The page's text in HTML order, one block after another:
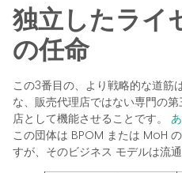
独立したライ
の任命
この3番目の、より戦略的な道筋
な、販売代理店ではない専門の
店として機能させることです。
この団体は BPOM または MoH
すが、そのビジネス モデルは流